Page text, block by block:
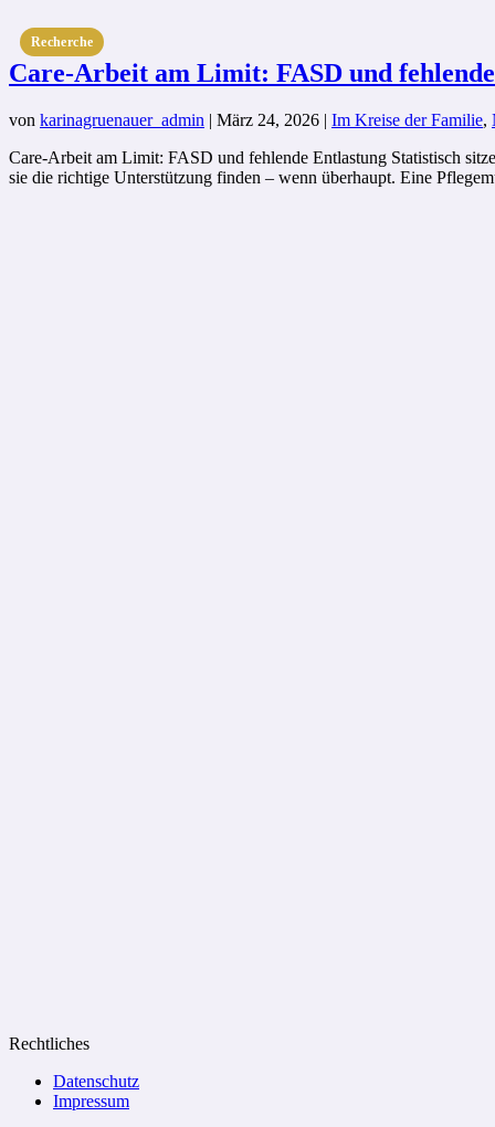
Recherche
Care-Arbeit am Limit: FASD und
von karinagruenauer_admin | März 24, 2026 | Im Kreise der Familie,
Care-Arbeit am Limit: FASD und fehlende Entlastung Statistisch
sie die richtige Unterstützung finden – wenn überhaupt. Eine
Rechtliches
Datenschutz
Impressum